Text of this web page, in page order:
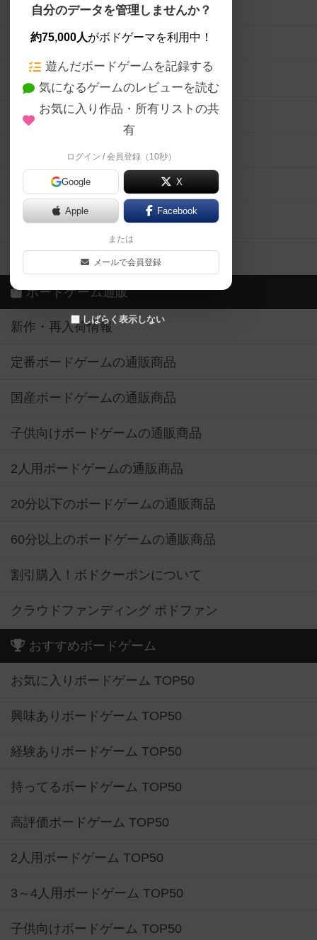
自分のデータを管理しませんか？
約75,000人がボドゲーマを利用中！
遊んだボードゲームを記録する
気になるゲームのレビューを読む
お気に入り作品・所有リストの共
有
ログイン / 会員登録（10秒）
Google X
Apple Facebook
または
メールで会員登録
しばらく表示しない
ボードゲームを検索する
ボードゲームの新着レビュー
ボードゲーム会情報
メカニクス特集
掲示板・トピックス
ボドとも・会員一覧
ボードゲーム業界コラム
ボドゲーマご利用案内
ボードゲーム通販
新作・再入荷情報
定番ボードゲームの通販商品
国産ボードゲームの通販商品
子供向けボードゲームの通販商品
2人用ボードゲームの通販商品
20分以下のボードゲームの通販商品
60分以上のボードゲームの通販商品
割引購入！ボドクーポンについて
クラウドファンディング ボドファン
おすすめボードゲーム
お気に入りボードゲーム TOP50
興味ありボードゲーム TOP50
経験ありボードゲーム TOP50
持ってるボードゲーム TOP50
高評価ボードゲーム TOP50
2人用ボードゲーム TOP50
3～4人用ボードゲーム TOP50
子供向けボードゲーム TOP50